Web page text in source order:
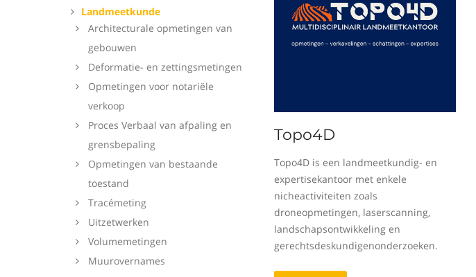
Landmeetkunde
Architecturale opmetingen van
gebouwen
Deformatie- en zettingsmetingen
Opmetingen voor notariële
verkoop
Proces Verbaal van afpaling en
grensbepaling
Opmetingen van bestaande
toestand
Tracémeting
Uitzetwerken
Volumemetingen
Muurovernames
Topo4D
Topo4D is een landmeetkundig- en
expertisekantoor met enkele
nicheactiviteiten zoals
droneopmetingen, laserscanning,
landschapsontwikkeling en
gerechtsdeskundigenonderzoeken.